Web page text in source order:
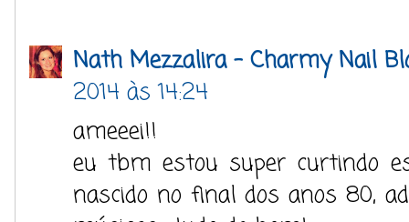
Nath Mezzalira - Charmy Nail
2014 às 14:24
ameeei!!
eu tbm estou super curtindo
nascido no final dos anos 80,